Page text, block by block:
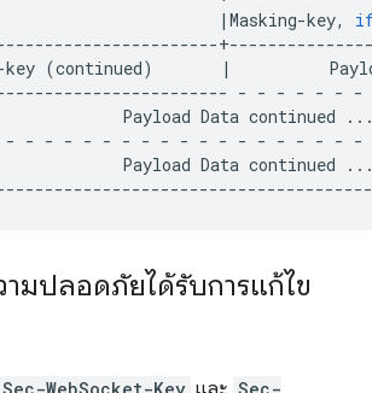
| Masking-key,
key (continued) |
- - - - - - -
Payload Data continued
- - - - - - - - - - - - - - - - - - -
Payload Data continued
มปลอดภัยได้รับการแก้ไข